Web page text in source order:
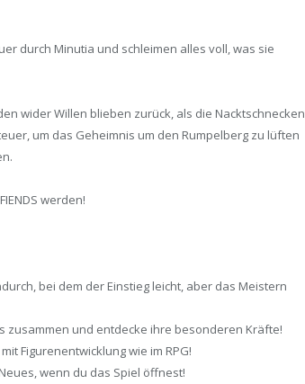
durch Minutia und schleimen alles voll, was sie
wider Willen blieben zurück, als die Nacktschnecken
um das Geheimnis um den Rumpelberg zu lüften
werden!
bei dem der Einstieg leicht, aber das Meistern
zusammen und entdecke ihre besonderen Kräfte!
mit Figurenentwicklung wie im RPG!
wenn du das Spiel öffnest!